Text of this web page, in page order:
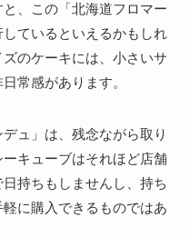
、この「北海道フロマー
ているといえるかもしれ
のケーキには、小さいサ
常感があります。
ュ」は、残念ながら取り
キューブはそれほど店舗
持ちもしませんし、持ち
に購入できるものではあ